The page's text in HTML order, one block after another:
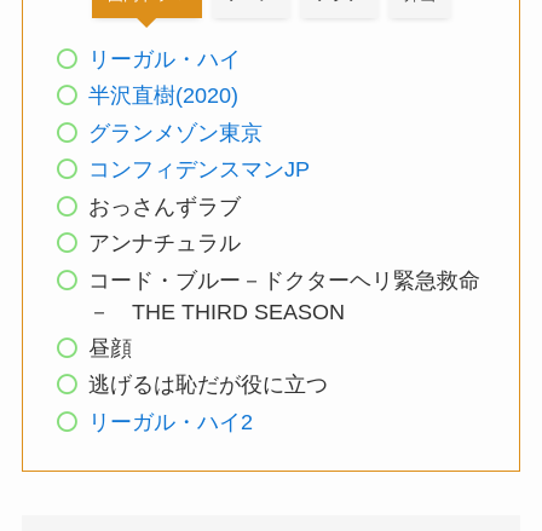
リーガル・ハイ
半沢直樹(2020)
グランメゾン東京
コンフィデンスマンJP
おっさんずラブ
アンナチュラル
コード・ブルー－ドクターヘリ緊急救命
－ THE THIRD SEASON
昼顔
逃げるは恥だが役に立つ
リーガル・ハイ2